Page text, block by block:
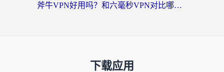
斧牛VPN好用吗？和六毫秒VPN对比哪个回国效果更好？海外党亲测实用指南
下载应用